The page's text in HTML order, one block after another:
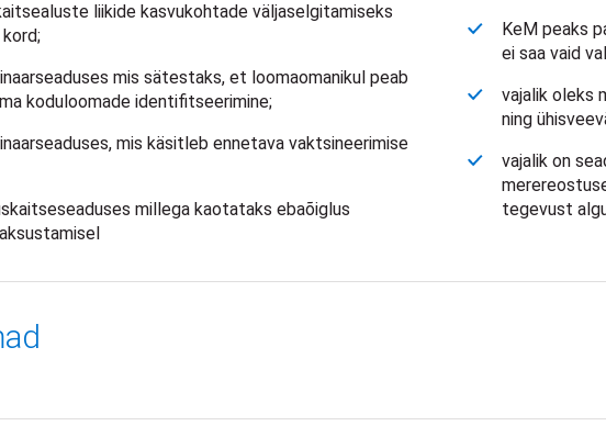
liikide kasvukohtade väljaselgitamiseks
mis sätestaks, et loomaomanikul peab
koduloomade identifitseerimine;
mis käsitleb ennetava vaktsineerimise
millega kaotataks ebaõiglus
KeM peaks
ei saa vaid
vajalik oleks
ning
vajalik on
tegevust